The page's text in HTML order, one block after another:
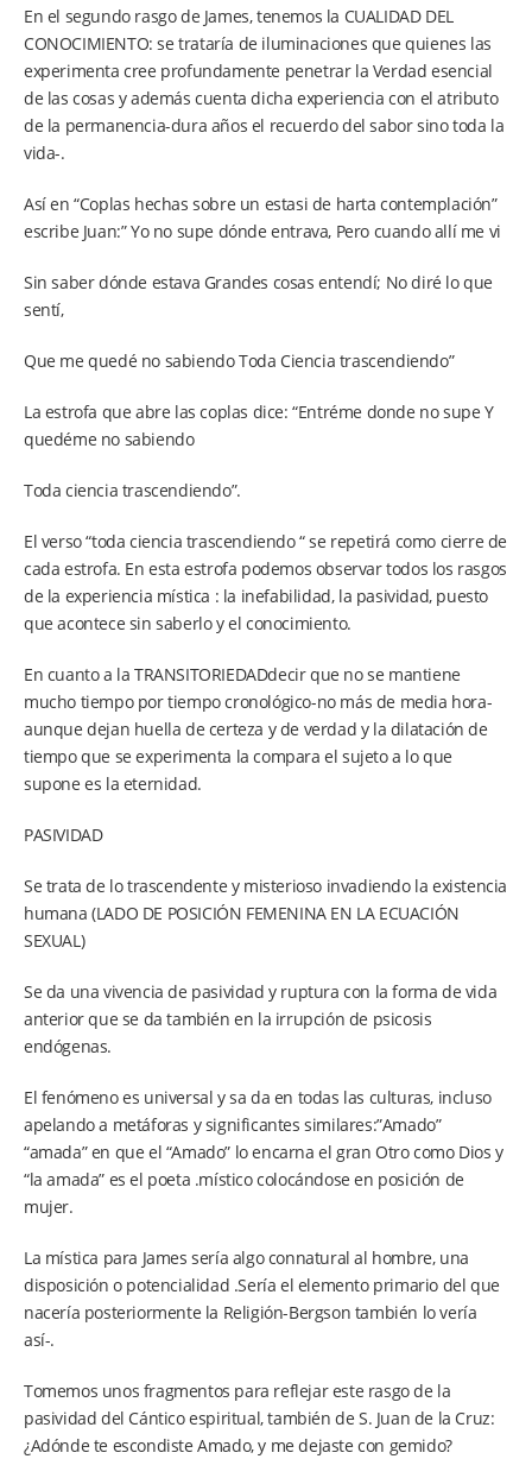
En el segundo rasgo de James, tenemos la CUALIDAD DEL
CONOCIMIENTO: se trataría de iluminaciones que quienes las
experimenta cree profundamente penetrar la Verdad esencial
de las cosas y además cuenta dicha experiencia con el atributo
de la permanencia-dura años el recuerdo del sabor sino toda la
vida-.
Así en “Coplas hechas sobre un estasi de harta contemplación”
escribe Juan:” Yo no supe dónde entrava, Pero cuando allí me vi
Sin saber dónde estava Grandes cosas entendí; No diré lo que
sentí,
Que me quedé no sabiendo Toda Ciencia trascendiendo”
La estrofa que abre las coplas dice: “Entréme donde no supe Y
quedéme no sabiendo
Toda ciencia trascendiendo”.
El verso “toda ciencia trascendiendo “ se repetirá como cierre de
cada estrofa. En esta estrofa podemos observar todos los rasgos
de la experiencia mística : la inefabilidad, la pasividad, puesto
que acontece sin saberlo y el conocimiento.
En cuanto a la TRANSITORIEDADdecir que no se mantiene
mucho tiempo por tiempo cronológico-no más de media hora-
aunque dejan huella de certeza y de verdad y la dilatación de
tiempo que se experimenta la compara el sujeto a lo que
supone es la eternidad.
PASIVIDAD
Se trata de lo trascendente y misterioso invadiendo la existencia
humana (LADO DE POSICIÓN FEMENINA EN LA ECUACIÓN
SEXUAL)
Se da una vivencia de pasividad y ruptura con la forma de vida
anterior que se da también en la irrupción de psicosis
endógenas.
El fenómeno es universal y sa da en todas las culturas, incluso
apelando a metáforas y significantes similares:”Amado”
“amada” en que el “Amado” lo encarna el gran Otro como Dios y
“la amada” es el poeta .místico colocándose en posición de
mujer.
La mística para James sería algo connatural al hombre, una
disposición o potencialidad .Sería el elemento primario del que
nacería posteriormente la Religión-Bergson también lo vería
así-.
Tomemos unos fragmentos para reflejar este rasgo de la
pasividad del Cántico espiritual, también de S. Juan de la Cruz:
¿Adónde te escondiste Amado, y me dejaste con gemido?